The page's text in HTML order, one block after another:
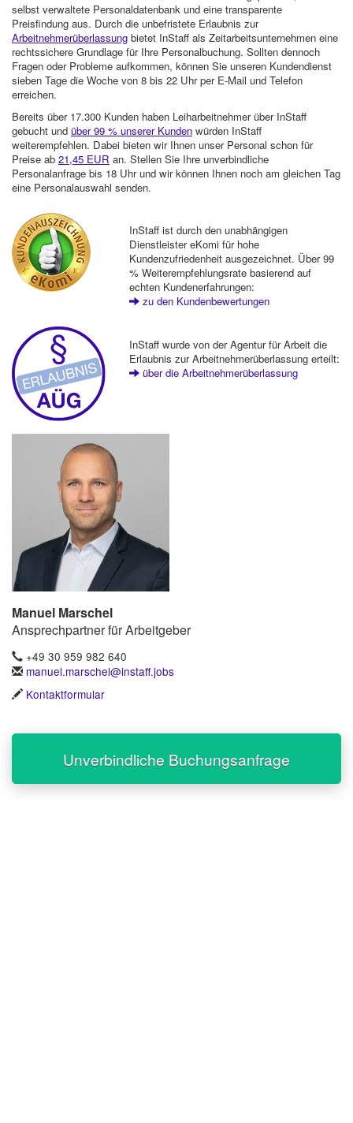
selbst verwaltete Personaldatenbank und eine transparente
Preisfindung aus. Durch die unbefristete Erlaubnis zur
Arbeitnehmerüberlassung bietet InStaff als Zeitarbeitsunternehmen eine
rechtssichere Grundlage für Ihre Personalbuchung. Sollten dennoch
Fragen oder Probleme aufkommen, können Sie unseren Kundendienst
sieben Tage die Woche von 8 bis 22 Uhr per E-Mail und Telefon
erreichen.
Bereits über 17.300 Kunden haben Leiharbeitnehmer über InStaff
gebucht und über 99 % unserer Kunden würden InStaff
weiterempfehlen. Dabei bieten wir Ihnen unser Personal schon für
Preise ab 21,45 EUR an. Stellen Sie Ihre unverbindliche
Personalanfrage bis 18 Uhr und wir können Ihnen noch am gleichen Tag
eine Personalauswahl senden.
InStaff ist durch den unabhängigen
Dienstleister eKomi für hohe
Kundenzufriedenheit ausgezeichnet. Über 99
% Weiterempfehlungsrate basierend auf
echten Kundenerfahrungen:
zu den Kundenbewertungen
InStaff wurde von der Agentur für Arbeit die
Erlaubnis zur Arbeitnehmerüberlassung erteilt:
über die Arbeitnehmerüberlassung
Manuel Marschel
Ansprechpartner für Arbeitgeber
+49 30 959 982 640
manuel.marschel@instaff.jobs
Kontaktformular
Unverbindliche Buchungsanfrage